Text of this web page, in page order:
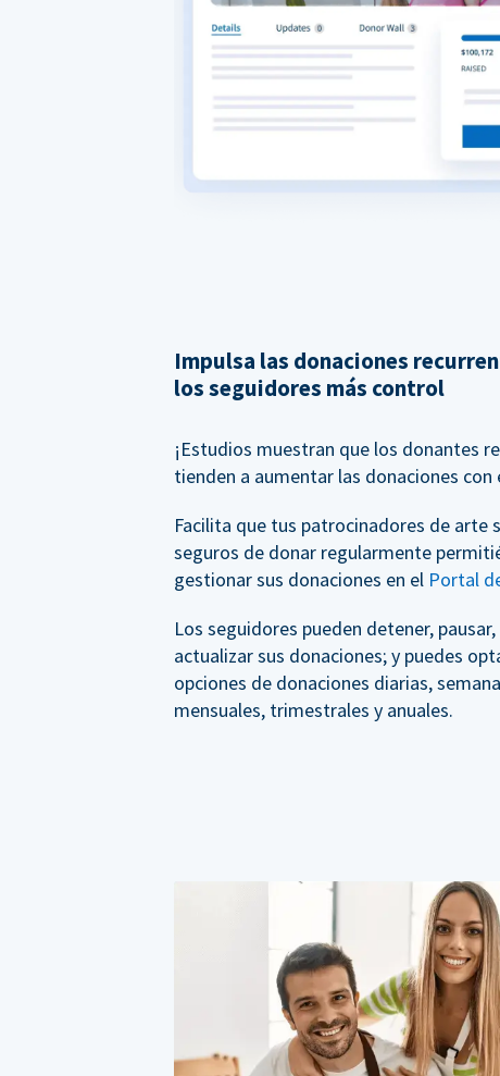
Impulsa las donaciones
los seguidores más control
¡Estudios muestran que los donantes
tienden a aumentar las donaciones con
Facilita que tus patrocinadores de arte
seguros de donar regularmente
gestionar sus donaciones en el Portal
Los seguidores pueden detener,
actualizar sus donaciones; y puedes
opciones de donaciones diarias,
mensuales, trimestrales y anuales.